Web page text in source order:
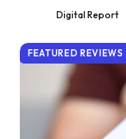
Digital Report
FEATURED REVIEWS